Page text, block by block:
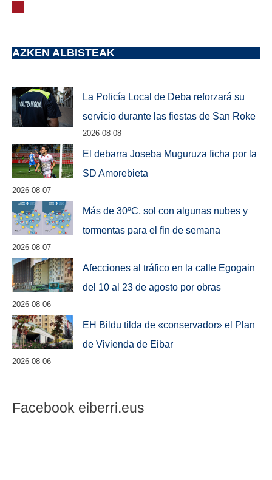
AZKEN ALBISTEAK
La Policía Local de Deba reforzará su
servicio durante las fiestas de San Roke
2026-08-08
El debarra Joseba Muguruza ficha por la
SD Amorebieta
2026-08-07
Más de 30ºC, sol con algunas nubes y
tormentas para el fin de semana
2026-08-07
Afecciones al tráfico en la calle Egogain
del 10 al 23 de agosto por obras
2026-08-06
EH Bildu tilda de «conservador» el Plan
de Vivienda de Eibar
2026-08-06
Facebook eiberri.eus